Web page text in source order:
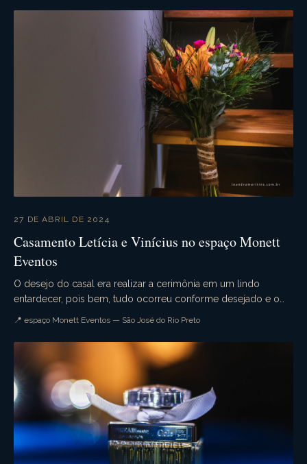
27 DE ABRIL DE 2024
Casamento Letícia e Vinícius no espaço Monett
Eventos
O desejo do casal era realizar a cerimônia em um lindo
entardecer, pois bem, tudo ocorreu conforme desejado e o
📍 espaço Monett Eventos — São José do Rio Preto